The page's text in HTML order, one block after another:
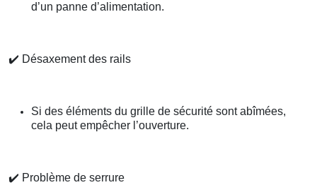
d’un panne d’alimentation.
✔️ Désaxement des rails
Si des éléments du grille de sécurité sont abîmées,
cela peut empêcher l’ouverture.
✔️ Problème de serrure